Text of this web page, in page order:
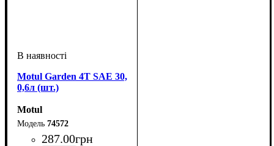
Motul Garden 4T SAE 30,
0,6л (шт.)
Motul
74572
287.00грн